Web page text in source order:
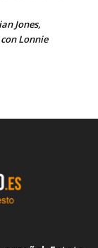
Jones,
Lonnie